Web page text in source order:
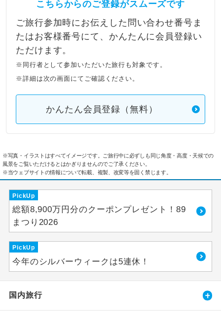
こちらからのご登録がスムーズです
ご旅行参加時にお伝えした問い合わせ番号ま
たはお客様番号にて、かんたんに会員登録い
ただけます。
※同行者として参加いただいた旅行も対象です。
※詳細は次の画面にてご確認ください。
かんたん会員登録（無料）
※写真・イラストはすべてイメージです。ご旅行中に必ずしも同じ角度・高度・天候での
風景をご覧いただけるとはかぎりませんのでご了承ください。
※当ウェブサイトの情報について転載、複製、改変等を固く禁じます。
PickUp
総額8,900万円分のクーポンプレゼント！89
まつり2026
PickUp
今年のシルバーウィークは5連休！
国内旅行